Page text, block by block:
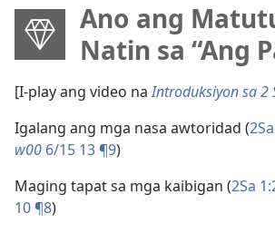
Ano ang
Natin sa “Ang
[I-play ang video naIntroduksiyon sa 2
Igalang ang mga nasa awtoridad (
w00 6/15 13 ¶9)
Maging tapat sa mga kaibigan (2Sa
10 ¶8)